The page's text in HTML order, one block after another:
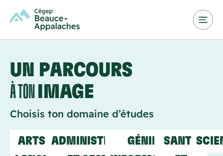
UN PARCOURS
À TON
IMAGE
Choisis ton domaine d’études
ARTS ETADMINISTRATIONGÉNIE ETSANTÉ